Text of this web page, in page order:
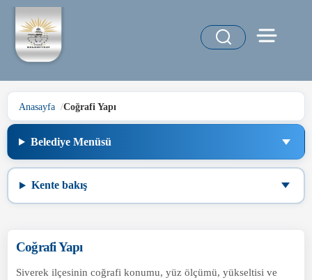
Anasayfa Coğrafi Yapı
Belediye Menüsü
Kente bakış
Coğrafi Yapı
Siverek ilçesinin coğrafi konumu, yüz ölçümü, yükseltisi ve